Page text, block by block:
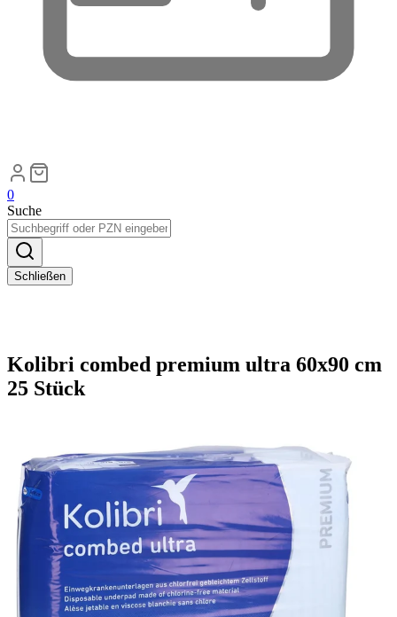
0
Suche
Schließen
Kolibri combed premium ultra 60x90 cm
25 Stück